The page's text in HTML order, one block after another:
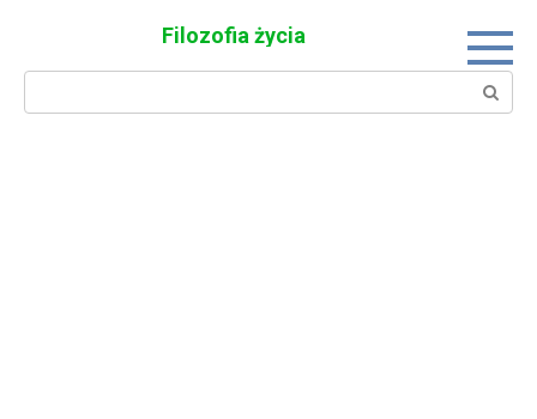
Filozofia życia
Search: